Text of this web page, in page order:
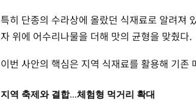
특히 단종의 수라상에 올랐던 식재료로 알려져
자 위에 어수리나물을 더해 맛의 균형을 맞췄다.
이번 사안의 핵심은 지역 식재료를 활용해 기
지역 축제와 결합…체험형 먹거리 확대